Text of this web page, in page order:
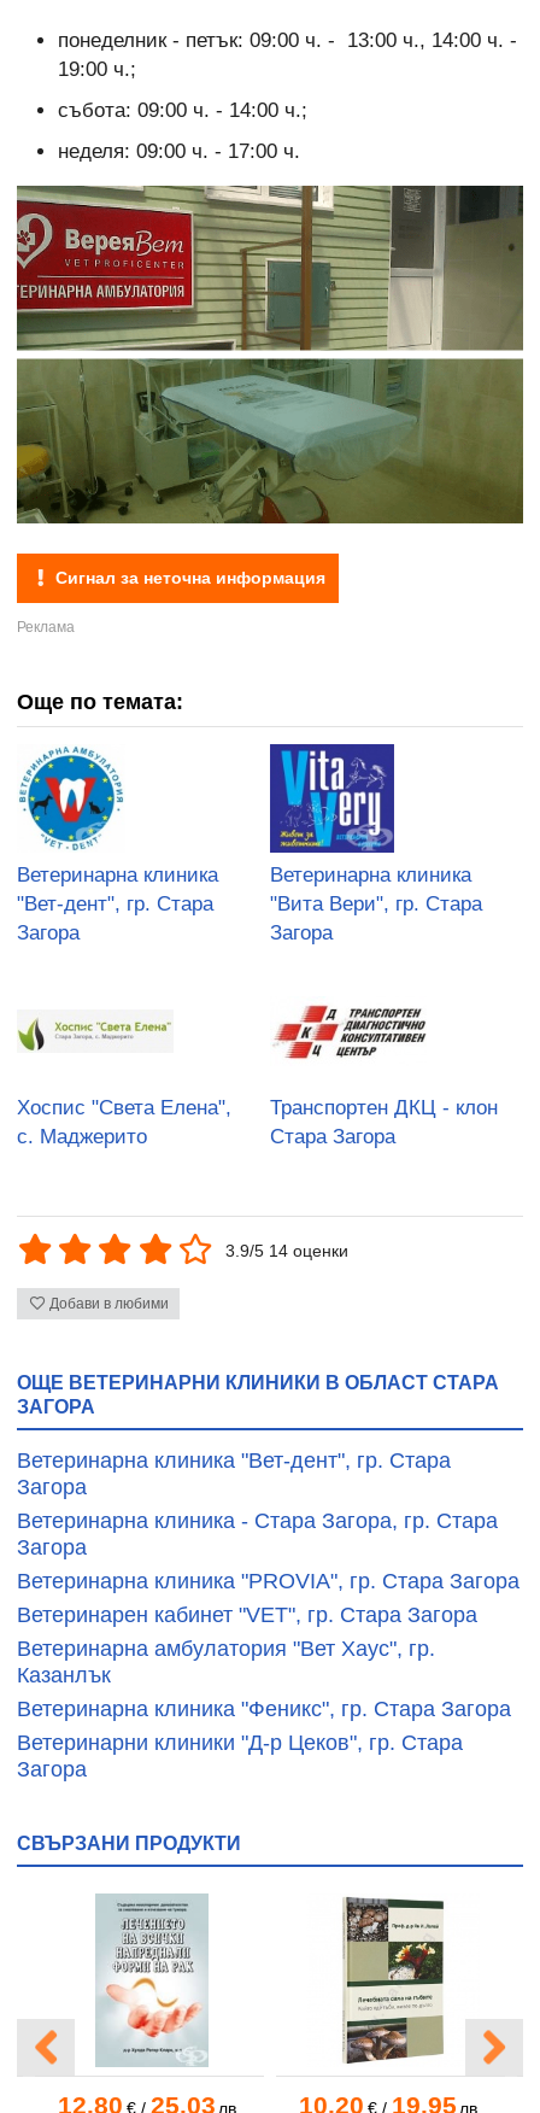
понеделник - петък: 09:00 ч. - 13:00 ч., 14:00 ч. -
19:00 ч.;
събота: 09:00 ч. - 14:00 ч.;
неделя: 09:00 ч. - 17:00 ч.
Сигнал за неточна информация
Още по темата:
Ветеринарна клиника
"Вет-дент", гр. Стара
Загора
Ветеринарна клиника
"Вита Вери", гр. Стара
Загора
Хоспис "Света Елена",
с. Маджерито
Транспортен ДКЦ - клон
Стара Загора
3.9/5 14 оценки
Добави в любими
ОЩЕ ВЕТЕРИНАРНИ КЛИНИКИ В ОБЛАСТ СТАРА
ЗАГОРА
Ветеринарна клиника "Вет-дент", гр. Стара
Загора
Ветеринарна клиника - Стара Загора, гр. Стара
Загора
Ветеринарна клиника "PROVIA", гр. Стара Загора
Ветеринарен кабинет "VET", гр. Стара Загора
Ветеринарна амбулатория "Вет Хаус", гр.
Казанлък
Ветеринарна клиника "Феникс", гр. Стара Загора
Ветеринарни клиники "Д-р Цеков", гр. Стара
Загора
СВЪРЗАНИ ПРОДУКТИ
12.80 €/ 25.03 лв. 10.20 €/ 19.95 лв.